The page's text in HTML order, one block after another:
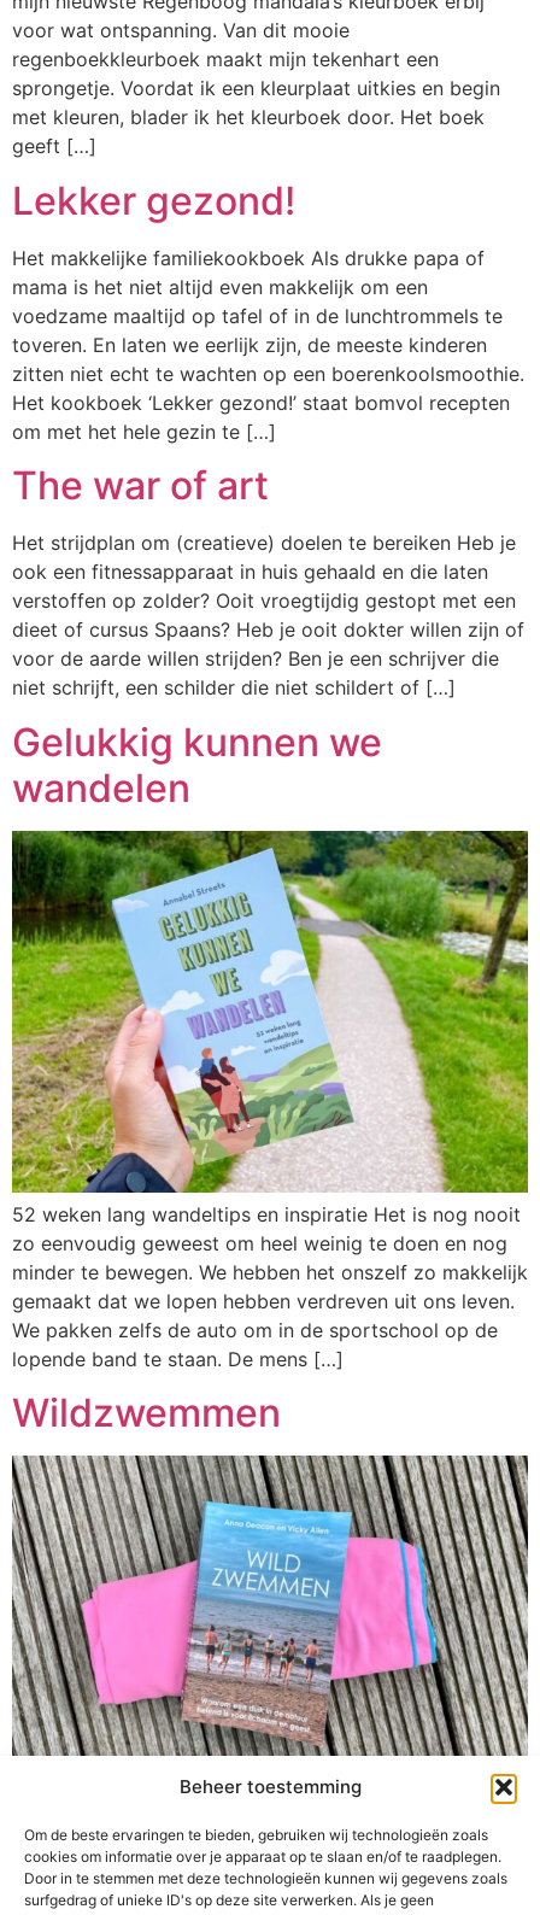
Beheer toestemming
Om de beste ervaringen te bieden, gebruiken wij technologieën zoals
cookies om informatie over je apparaat op te slaan en/of te raadplegen.
Door in te stemmen met deze technologieën kunnen wij gegevens zoals
surfgedrag of unieke ID's op deze site verwerken. Als je geen
voor wat ontspanning. Van dit mooie
regenboekkleurboek maakt mijn tekenhart een
sprongetje. Voordat ik een kleurplaat uitkies en begin
met kleuren, blader ik het kleurboek door. Het boek
geeft […]
Lekker gezond!
Het makkelijke familiekookboek Als drukke papa of
mama is het niet altijd even makkelijk om een
voedzame maaltijd op tafel of in de lunchtrommels te
toveren. En laten we eerlijk zijn, de meeste kinderen
zitten niet echt te wachten op een boerenkoolsmoothie.
Het kookboek ‘Lekker gezond!’ staat bomvol recepten
om met het hele gezin te […]
The war of art
Het strijdplan om (creatieve) doelen te bereiken Heb je
ook een fitnessapparaat in huis gehaald en die laten
verstoffen op zolder? Ooit vroegtijdig gestopt met een
dieet of cursus Spaans? Heb je ooit dokter willen zijn of
voor de aarde willen strijden? Ben je een schrijver die
niet schrijft, een schilder die niet schildert of […]
Gelukkig kunnen we
wandelen
52 weken lang wandeltips en inspiratie Het is nog nooit
zo eenvoudig geweest om heel weinig te doen en nog
minder te bewegen. We hebben het onszelf zo makkelijk
gemaakt dat we lopen hebben verdreven uit ons leven.
We pakken zelfs de auto om in de sportschool op de
lopende band te staan. De mens […]
Wildzwemmen
Buiten voel ik me gelukkig. Met een duik in natuurwater
ervaar ik een ultiem gevoel van vrijheid. Zwemmen in
natuurwater is avontuurlijk, geeft plezier, is goed voor je
uithoudingsvermogen en voor je algehele gezondheid.